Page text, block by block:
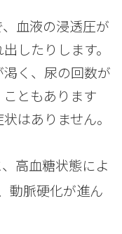
血液の浸透圧が
したりします。
く、尿の回数が
ともあります
はありません。
高血糖状態によ
動脈硬化が進ん